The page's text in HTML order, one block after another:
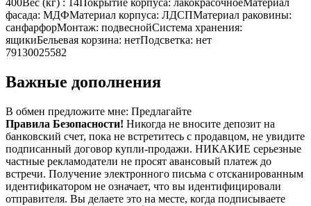
400Вес (кг) : 14Покрытие корпуса: лакокрасочноеМатериал
фасада: МДФМатериал корпуса: ЛДСПМатериал раковины:
санфарфорМонтаж: подвеснойСистема хранения:
ящикиБельевая корзина: нетПодсветка: нет
79130025582
Важные дополнения
В обмен предложите мне: Предлагайте
Правила Безопасности! Никогда не вносите депозит на
банковский счет, пока не встретитесь с продавцом, не увидите
подписанный договор купли-продажи. НИКАКИЕ серьезные
частные рекламодатели не просят авансовый платеж до
встречи. Получение электронного письма с отсканированным
идентификатором не означает, что вы идентифицировали
отправителя. Вы делаете это на месте, когда подписываете